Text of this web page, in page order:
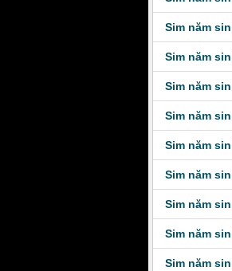
Sim năm
Sim năm
Sim năm
Sim năm
Sim năm
Sim năm
Sim năm
Sim năm
Sim năm